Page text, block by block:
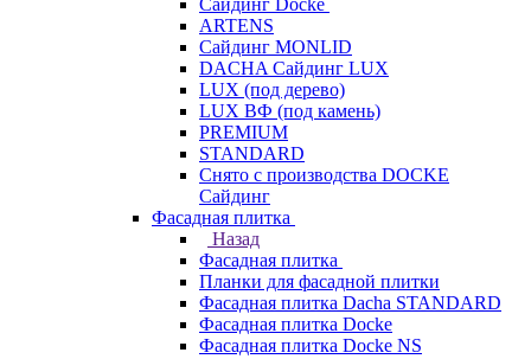
Сайдинг Docke
ARTENS
Cайдинг MONLID
DACHA Сайдинг LUX
LUX (под дерево)
LUX ВФ (под камень)
PREMIUM
STANDARD
Снято с производства DOCKE
Сайдинг
Фасадная плитка
Назад
Фасадная плитка
Планки для фасадной плитки
Фасадная плитка Dacha STANDARD
Фасадная плитка Docke
Фасадная плитка Docke NS